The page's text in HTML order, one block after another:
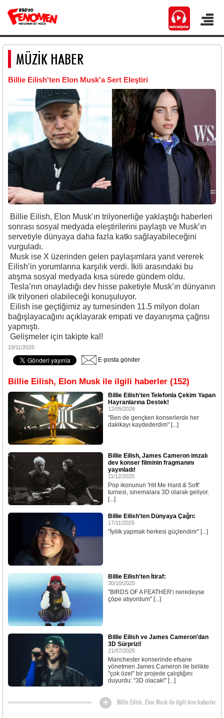
MÜZİK HABER
Billie Eilish'ten Elon Musk'a Sert Eleştiri
Billie Eilish, Elon Musk’ın trilyonerliğe yaklaştığı haberleri
sonrası sosyal medyada eleştirilerini paylaştı ve Musk’ın
servetiyle dünyaya daha fazla katkı sağlayabileceğini
vurguladı.
Musk ise X üzerinden gelen paylaşımlara yanıt vererek
Eilish’in yorumlarına karşılık verdi. İkili arasındaki bu
atışma sosyal medyada kısa sürede gündem oldu.
Tesla’nın onayladığı dev hisse paketiyle Musk’ın dünyanın
ilk trilyoneri olabileceği konuşuluyor.
Eilish ise geçtiğimiz ay turnesinden 11.5 milyon doları
bağışlayacağını açıklayarak empati ve dayanışma çağrısı
yapmıştı.
Gelişmeler için takipte kal!
19/11/2025
E-posta gönder
Billie Eilish, Elon Musk ile ilgili haberler (152)
Billie Eilish'ten Telefonla Çekim Yapan
Hayranlarına Destek!
12/05/2026
"Ben de gençken konserlerde her
dakikayı kaydederdim" [...]
Billie Eilish, James Cameron imzalı
dev konser filminin fragmanını
yayınladı!
11/12/2025
Pop ikonunun 'Hit Me Hard & Soft'
turnesi, sinemalara 3D olarak geliyor.
[...]
Billie Eilish'ten Dünyaya Çağrı:
17/11/2025
''İyilik yapmak herkesi güçlendirir'' [...]
Billie Eilish'ten İtiraf:
30/10/2025
''BIRDS OF A FEATHER'ı neredeyse
çöpe atıyordum'' [...]
Billie Eilish ve James Cameron'dan
3D Sürprizi!
21/07/2025
Manchester konserinde efsane
yönetmen James Cameron ile birlikte
"çok özel" bir projede çalıştığını
duyurdu: "3D olacak!" [...]
Billie Eilish, Elon Musk ile ilgili tüm haberler